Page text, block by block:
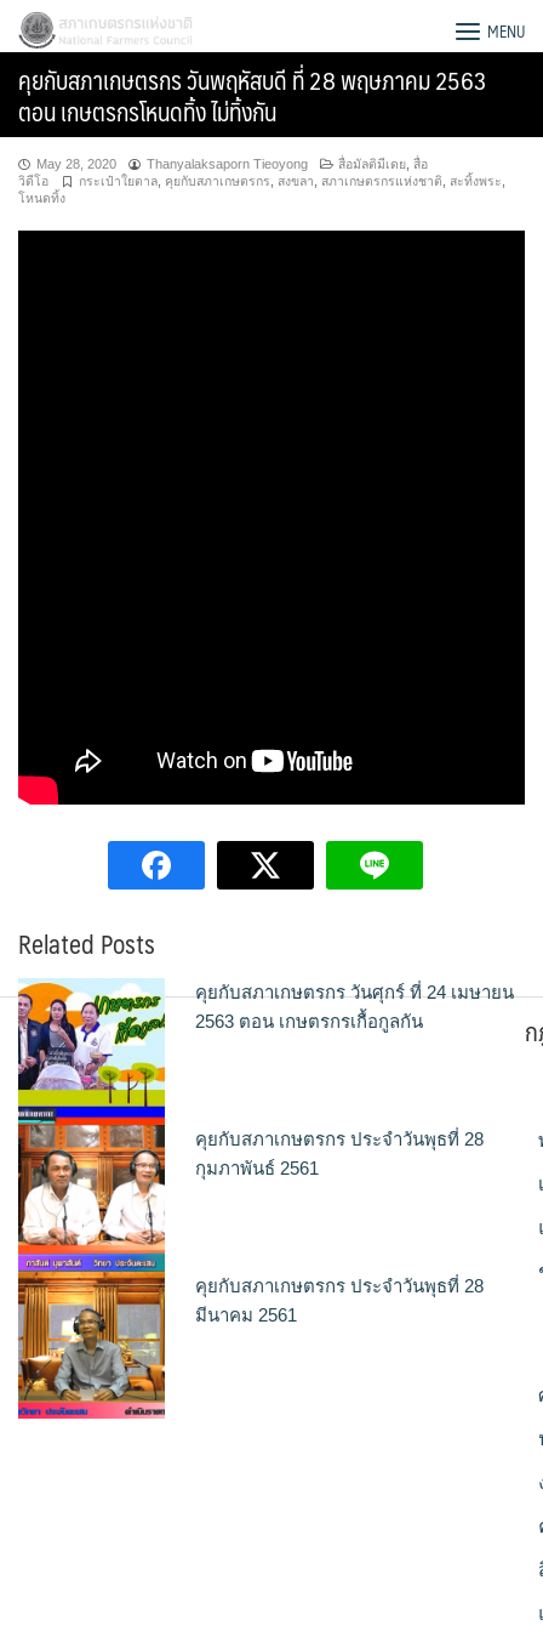
Skip
content
สภาเกษตรกรแห่งชาติ MENU
คุยกับสภาเกษตรกร วันพฤหัสบดี ที่ 28 พฤษภาคม 2563
ตอน เกษตรกรโหนดทิ้ง ไม่ทิ้งกัน
May 28, 2020 Thanyalaksaporn Tieoyong สื่อมัลติมีเดย สื่อ
วิดีโอ
กระเป๋าใยตาล คุยกับสภาเกษตรกร สงขลา สภาเกษตรกรแห่งชาติ สะทิ้งพระ
โหนดทิ้ง
Related Posts
คุยกับสภาเกษตรกร วันศุกร์ ที่ 24 เมษายน
2563 ตอน เกษตรกรเกื้อกูลกัน
คุยกับสภาเกษตรกร ประจำวันพุธที่ 28
กุมภาพันธ์ 2561
คุยกับสภาเกษตรกร ประจำวันพุธที่ 28
มีนาคม 2561